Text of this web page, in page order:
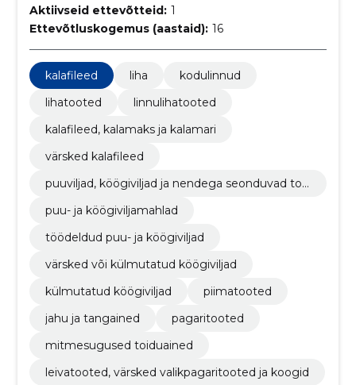
Aktiivseid ettevõtteid: 1
Ettevõtluskogemus (aastaid): 16
kalafileed liha
kodulinnud
lihatooted
linnulihatooted
kalafileed, kalamaks ja kalamari
värsked kalafileed
puuviljad, köögiviljad ja nendega seonduvad too
puu- ja köögiviljamahlad
töödeldud puu- ja köögiviljad
värsked või külmutatud köögiviljad
külmutatud köögiviljad
piimatooted
jahu ja tangained
pagaritooted
mitmesugused toiduained
leivatooted, värsked valikpagaritooted ja koogid